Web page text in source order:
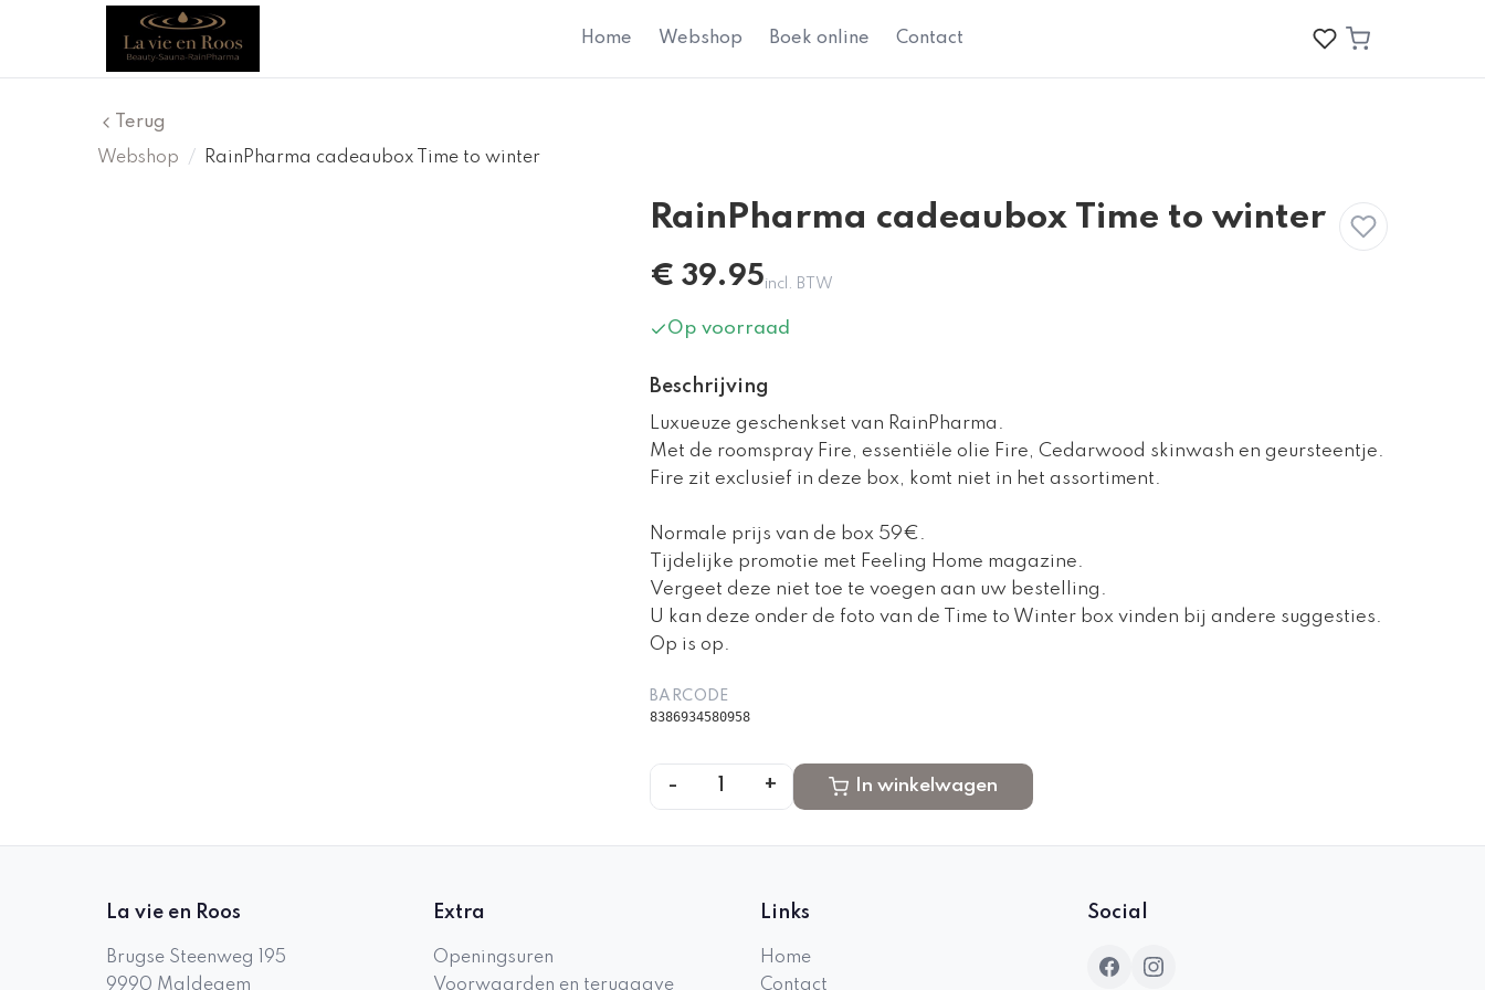
Home Webshop Boek online Contact
Terug
Webshop
/ RainPharma cadeaubox Time to winter
RainPharma cadeaubox Time to winter
€ 39.95incl. BTW
Op voorraad
Beschrijving
Luxueuze geschenkset van RainPharma.
Met de roomspray Fire, essentiële olie Fire, Cedarwood skinwash en geursteentje.
Fire zit exclusief in deze box, komt niet in het assortiment.
Normale prijs van de box 59€.
Tijdelijke promotie met Feeling Home magazine.
Vergeet deze niet toe te voegen aan uw bestelling.
U kan deze onder de foto van de Time to Winter box vinden bij andere suggesties.
Op is op.
BARCODE
8386934580958
- + In winkelwagen
La vie en Roos
Brugse Steenweg 195
9990 Maldegem
Extra
Openingsuren
Voorwaarden en teruggave
Links
Home
Contact
Social